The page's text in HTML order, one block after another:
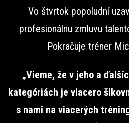
Vo štvrtok popoludní
profesionálnu zmluvu
Pokračuje tréner
„Vieme, že v jeho a
kategóriách je viacero
s nami na viacerých